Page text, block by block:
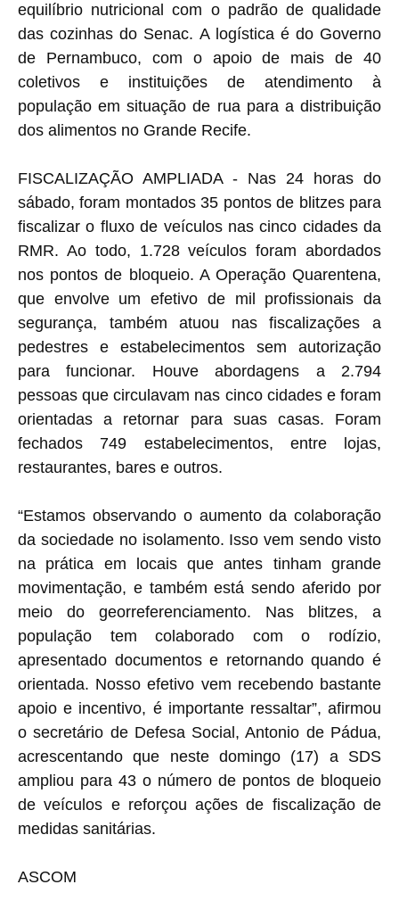
equilíbrio nutricional com o padrão de qualidade
das cozinhas do Senac. A logística é do Governo
de Pernambuco, com o apoio de mais de 40
coletivos e instituições de atendimento à
população em situação de rua para a distribuição
dos alimentos no Grande Recife.
FISCALIZAÇÃO AMPLIADA - Nas 24 horas do
sábado, foram montados 35 pontos de blitzes para
fiscalizar o fluxo de veículos nas cinco cidades da
RMR. Ao todo, 1.728 veículos foram abordados
nos pontos de bloqueio. A Operação Quarentena,
que envolve um efetivo de mil profissionais da
segurança, também atuou nas fiscalizações a
pedestres e estabelecimentos sem autorização
para funcionar. Houve abordagens a 2.794
pessoas que circulavam nas cinco cidades e foram
orientadas a retornar para suas casas. Foram
fechados 749 estabelecimentos, entre lojas,
restaurantes, bares e outros.
“Estamos observando o aumento da colaboração
da sociedade no isolamento. Isso vem sendo visto
na prática em locais que antes tinham grande
movimentação, e também está sendo aferido por
meio do georreferenciamento. Nas blitzes, a
população tem colaborado com o rodízio,
apresentado documentos e retornando quando é
orientada. Nosso efetivo vem recebendo bastante
apoio e incentivo, é importante ressaltar”, afirmou
o secretário de Defesa Social, Antonio de Pádua,
acrescentando que neste domingo (17) a SDS
ampliou para 43 o número de pontos de bloqueio
de veículos e reforçou ações de fiscalização de
medidas sanitárias.
ASCOM